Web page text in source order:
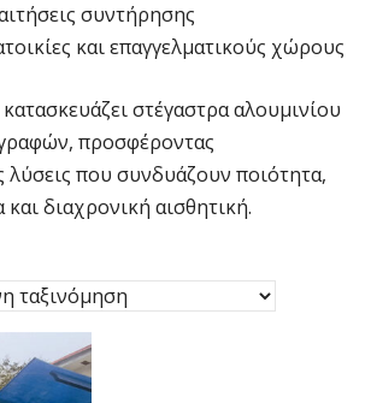
συντήρησης
και επαγγελματικούς χώρους
κατασκευάζει στέγαστρα αλουμινίου
προσφέροντας
λύσεις που συνδυάζουν ποιότητα,
και διαχρονική αισθητική.